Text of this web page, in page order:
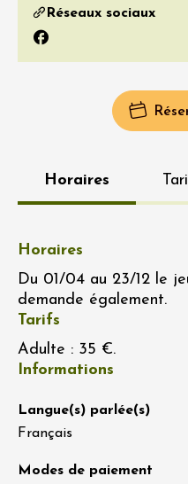
Réseaux sociaux
Facebook
Horaires
Horaires
Du 01/04 au 23/12 le
demande également.
Tarifs
Adulte : 35 €.
Informations
Langue(s) parlée(s)
Français
Modes de paiement